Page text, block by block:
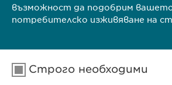
възможност да подобрим
потребителско изживяване на
Строго необходими